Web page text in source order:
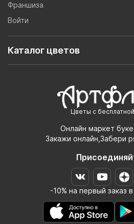
Цветы с
Онлайн маркет
Закажи онлайн,Забери
-10% на первый заказ
Франшиза
Войти
Каталог цветов